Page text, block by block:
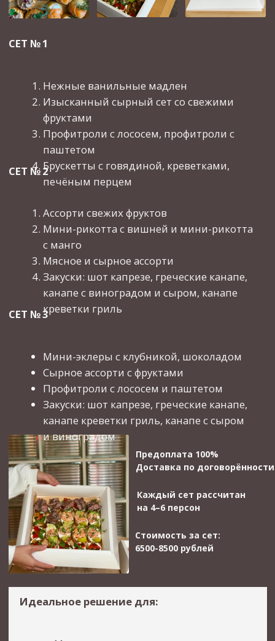
Мини-эклеры с клубникой, шоколадом
Сырное ассорти с фруктами
Закуски: шот капрезе, греческие канапе,
Стоимость за сет:
Доставка по договорённости
Каждый сет рассчитан
Новогодних праздников
Идеальное решение для:
Мини-корпоративов
Семейных посиделок
Позвоните нам
Порадуйте себя и близких изысканными
вкусами от ресторана «Бидон»!
О нас
Уютный семейный ресторан, где можно провести
время с семьей, друзьями и насладиться вкусной
и свежей едой. Прямо в заведении располагается
производство сыров, за которым можно
наблюдать через окно в зале ресторана. В меню
представлено большое количество блюд из
молодых сыров собственного производства.
ПОДРОБНЕЕ О СЫРАХ